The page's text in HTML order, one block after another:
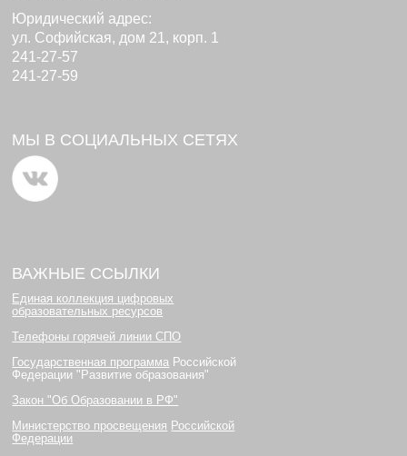
Юридический адрес:
ул. Софийская, дом 21, корп. 1
241-27-57
241-27-59
МЫ В СОЦИАЛЬНЫХ СЕТЯХ
Единая коллекция цифровых
образовательных ресурсов
Телефоны горячей линии СПО
Государственная программа Российской
Федерации "Развитие образования"
Закон "Об Образовании в РФ"
Министерство просвещения Российской
Федерации
ВАЖНЫЕ ССЫЛКИ